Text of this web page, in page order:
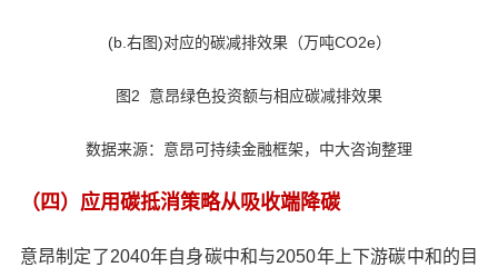
(b.右图)对应的碳减排效果（万吨CO2e）
图2 意昂绿色投资额与相应碳减排效果
数据来源：意昂可持续金融框架，中大咨询整理
（四）应用碳抵消策略从吸收端降碳
意昂制定了2040年自身碳中和与2050年上下游碳中和的目